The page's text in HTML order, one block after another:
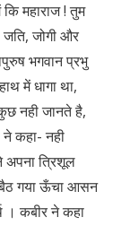
महाराज ! तुम
जोगी और
भगवान प्रभु
में धागा था,
नही जानते है,
कहा- नही
अपना त्रिशूल
गया ऊँचा आसन
। कबीर ने कहा